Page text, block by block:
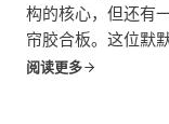
构的核心，但还有
帘胶合板。这位默
板），在混凝土固
阅读更多